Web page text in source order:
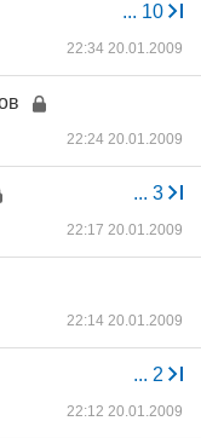
... 10
22:34 20.01.2009
22:24 20.01.2009
... 3
22:17 20.01.2009
22:14 20.01.2009
... 2
22:12 20.01.2009